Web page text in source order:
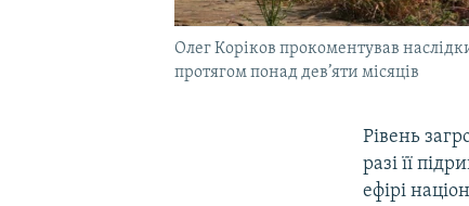
Олег Коріков прокоментував
протягом понад дев’яти місяців
Рівень
разі її
ефірі